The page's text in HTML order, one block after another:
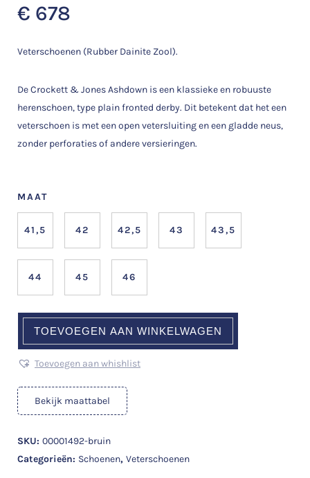
€ 678
Veterschoenen (Rubber Dainite Zool).
De Crockett & Jones Ashdown is een klassieke en robuuste
herenschoen, type plain fronted derby. Dit betekent dat het een
veterschoen is met een open vetersluiting en een gladde neus,
zonder perforaties of andere versieringen.
MAAT
41,5 42 42,5 43 43,5
44 45 46
TOEVOEGEN AAN WINKELWAGEN
Toevoegen aan whishlist
Bekijk maattabel
SKU: 00001492-bruin
Categorieën: Schoenen, Veterschoenen